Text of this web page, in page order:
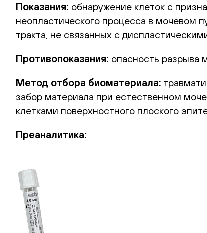
Показания: обнаружение клеток с
неопластического процесса в мочевом
тракта, не связанных с
Противопоказания: опасность разрыва
Метод отбора биоматериала:
забор материала при естественном
клетками поверхностного плоского
Преаналитика: